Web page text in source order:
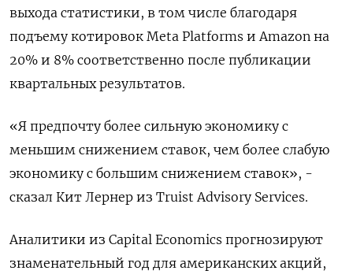
выхода статистики, в том числе благодаря
подъему котировок Meta Platforms и Amazon на
20% и 8% соответственно после публикации
квартальных результатов.
«Я предпочту более сильную экономику с
меньшим снижением ставок, чем более слабую
экономику с большим снижением ставок», -
сказал Кит Лернер из Truist Advisory Services.
Аналитики из Capital Economics прогнозируют
знаменательный год для американских акций,